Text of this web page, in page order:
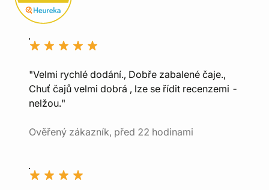
"Velmi rychlé dodání., Dobře zabalené čaje.,
Chuť čajů velmi dobrá , lze se řídit recenzemi -
nelžou."
Ověřený zákazník, před 22 hodinami